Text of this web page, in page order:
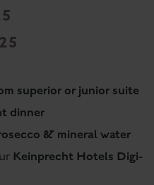
superior or junior suite
dinner
& mineral water
Keinprecht Hotels Digi-